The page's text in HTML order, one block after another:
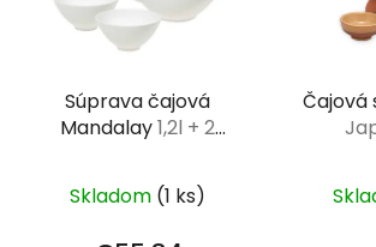
Súprava čajová
Mandalay1,2l + 2
Skladom (1 ks)
Čajová